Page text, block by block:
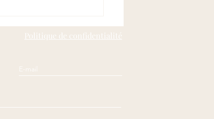
Politique de confidentialité